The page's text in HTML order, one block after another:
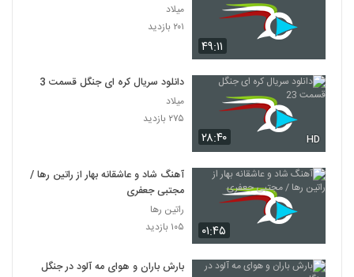
۴۹:۱۱
میلاد
۲۰۱ بازدید
۲۸:۴۰ HD
دانلود سریال کره ای جنگل قسمت 23
میلاد
۲۷۵ بازدید
۰۱:۴۵
آهنگ شاد و عاشقانه بهار از راتین رها /
مجتبی جعفری
راتین رها
۱۰۵ بازدید
بارش باران و هوای مه آلود در جنگل